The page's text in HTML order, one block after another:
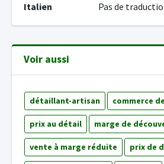
Italien
Pas de
Voir aussi
détaillant-artisan commerce
prix au détail marge de
vente à marge réduite prix de